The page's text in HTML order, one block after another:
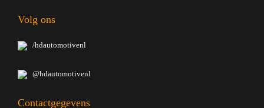
Volg ons
/hdautomotivenl
@hdautomotivenl
Contactgegevens